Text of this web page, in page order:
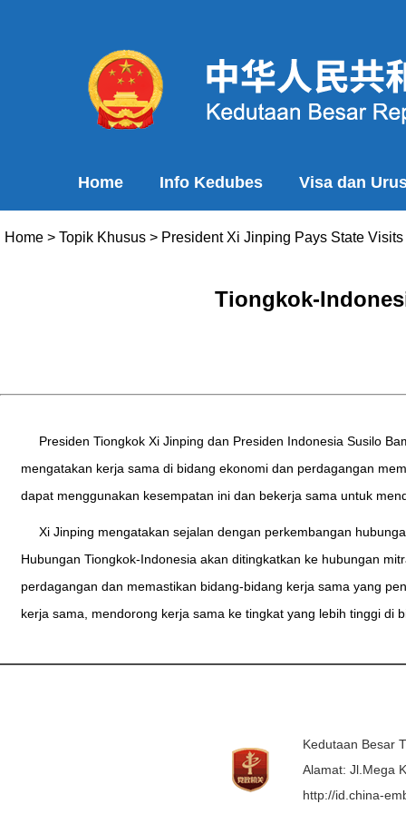
Home Info Kedubes Visa dan
Home > Topik Khusus > President Xi Jinping Pays State
Tiongkok-
Presiden Tiongkok Xi Jinping dan Presiden Indonesia Susilo
mengatakan kerja sama di bidang ekonomi dan perdagangan
dapat menggunakan kesempatan ini dan bekerja sama untuk
Xi Jinping mengatakan sejalan dengan perkembangan
Hubungan Tiongkok-Indonesia akan ditingkatkan ke hubungan
perdagangan dan memastikan bidang-bidang kerja sama yang
kerja sama, mendorong kerja sama ke tingkat yang lebih tinggi di
Kedutaan Besar
Alamat: Jl.Mega
http://id.china-